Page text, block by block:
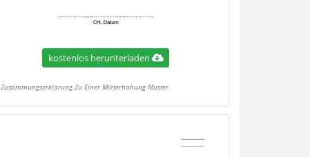
kostenlos herunterladen
Zustimmungserklarung Zu Einer Mieterhohung Muster